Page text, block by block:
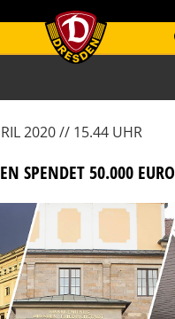
2020 // 15.44 UHR
SPENDET 50.000 EURO